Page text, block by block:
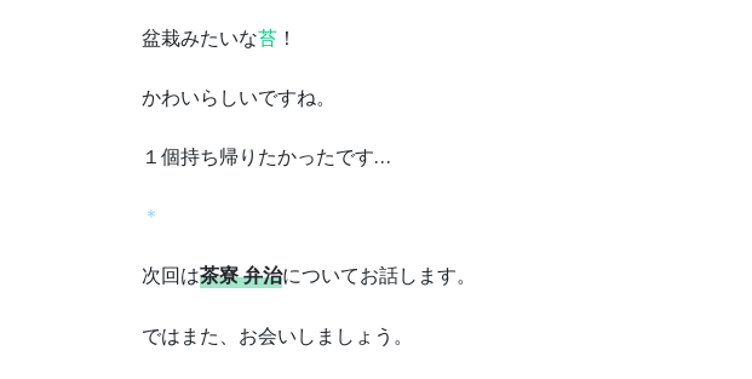
盆栽みたいな苔 ！
かわいらしいですね。
１個持ち帰りたかったです…
＊
次回は茶寮 弁治についてお話します。
ではまた、お会いしましょう。